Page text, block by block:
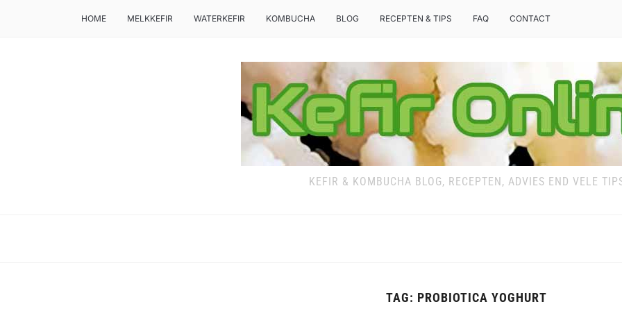
HOME MELKKEFIR WATERKEFIR KOMBUCHA BLOG RECEPTEN & TIPS FAQ CONTACT
KEFIR & KOMBUCHA BLOG, RECEPTEN, ADVIES END VELE
TAG: PROBIOTICA YOGHURT